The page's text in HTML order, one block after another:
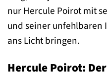
nur Hercule Poirot mit
und seiner
ans Licht bringen.
Hercule Poirot: